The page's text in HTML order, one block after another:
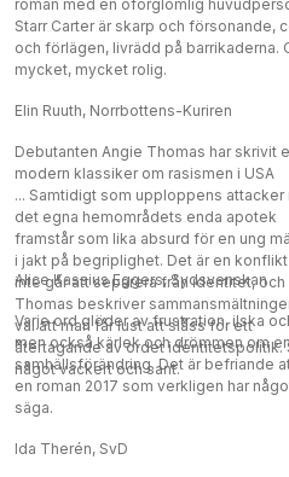
roman med en oförglömlig
Starr Carter är skarp och försonande,
och förlägen, livrädd på barrikaderna.
mycket, mycket rolig.
Elin Ruuth, Norrbottens-Kuriren
Debutanten Angie Thomas har skrivit
modern klassiker om rasismen i USA
... Samtidigt som upploppens attacker
det egna hemområdets enda apotek
framstår som lika absurd för en ung
i jakt på begriplighet. Det är en
inte går att separera från identitet, och
Thomas beskriver
väl att man får lust att slåss för ett
återtagande av ordet identitetspolitik.
något vackert och sant.
Alice Kassius Eggers, Sydsvenskan
Varje ord glöder av frustration, ilska
men också kärlek och drömmen om
samhällsförändring. Det är befriande
en roman 2017 som verkligen har
säga.
Ida Therén, SvD